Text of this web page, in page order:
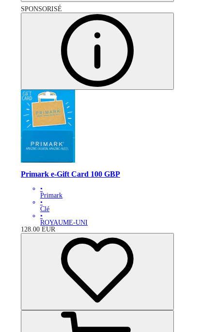
SPONSORISÉ
Primark e-Gift Card 100 GBP
•
Primark
•
Clé
•
ROYAUME-UNI
128.00 EUR